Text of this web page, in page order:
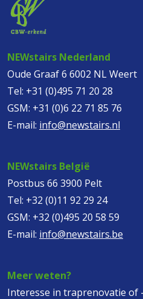
NEWstairs Nederland
Oude Graaf 6 6002 NL Weert
Tel: +31 (0)495 71 20 28
GSM: +31 (0)6 22 71 85 76
E-mail: info@newstairs.nl
NEWstairs België
Postbus 66 3900 Pelt
Tel: +32 (0)11 92 29 24
GSM: +32 (0)495 20 58 59
E-mail: info@newstairs.be
Meer weten?
Interesse in traprenovatie of